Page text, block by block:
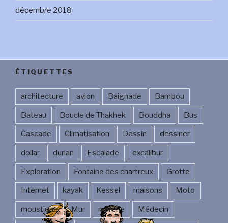
décembre 2018
ÉTIQUETTES
architecture avion Baignade Bambou
Bateau Boucle de Thakhek Bouddha Bus
Cascade Climatisation Dessin dessiner
dollar durian Escalade excalibur
Exploration Fontaine des chartreux Grotte
Internet kayak Kessel maisons Moto
moustique Mur murène Médecin